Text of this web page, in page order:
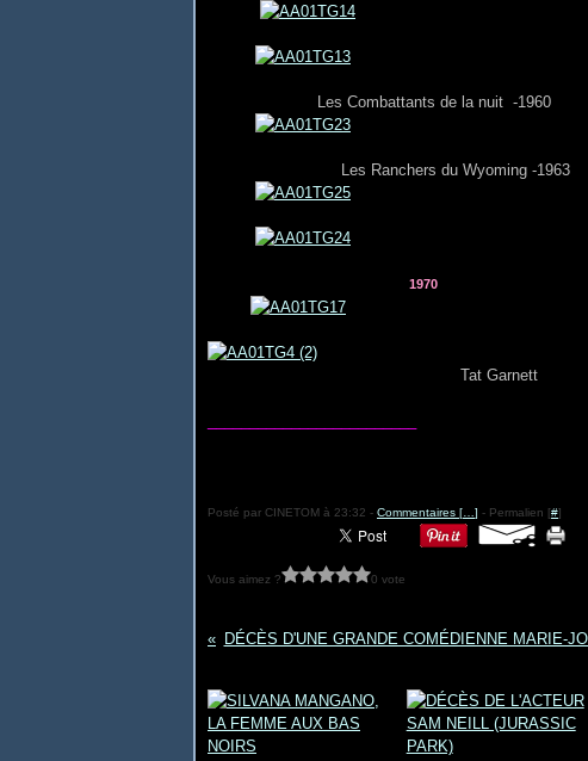
Les Combattants de la nuit -1960
Les Ranchers du Wyoming -1963
1970
Tat Garnett
Posté par CINETOM à 23:32 - Commentaires [ ] - Permalien [#]
Vous aimez ? 0 vote
DÉCÈS D'UNE GRANDE COMÉDIENNE MARIE-